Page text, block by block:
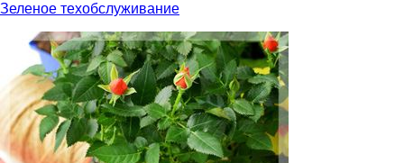
Зеленое техобслуживание